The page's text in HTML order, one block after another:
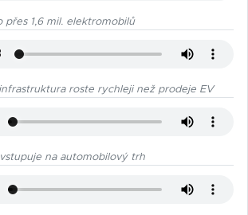
přes 1,6 mil. elektromobilů
roste rychleji než prodeje EV
na automobilový trh